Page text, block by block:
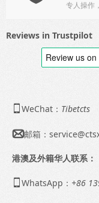
专人操作
Reviews in Trustpilot
WeChat： Tibetcts
邮箱：
港澳及外籍华人联系：
WhatsApp： +86